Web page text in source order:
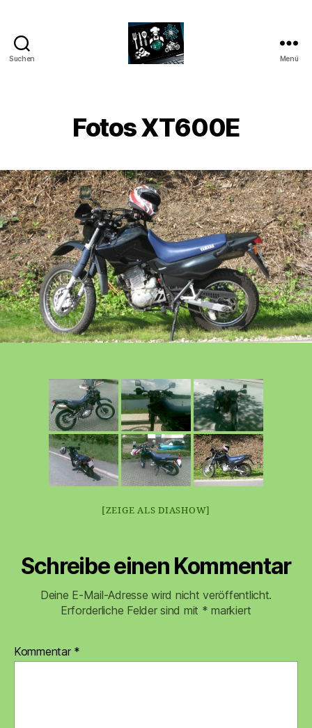
Suchen Menü
Fotos XT600E
[ZEIGE ALS DIASHOW]
Schreibe einen Kommentar
Deine E-Mail-Adresse wird nicht veröffentlicht.
Erforderliche Felder sind mit * markiert
Kommentar *